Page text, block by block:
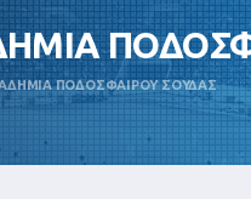
ΠΟΔΟΣΦΑΙΡΟΥ ΣΟΥΔΑΣ